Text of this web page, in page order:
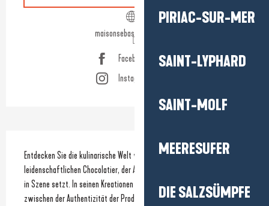
PIRIAC-SUR-MER
SAINT-LYPHARD
SAINT-MOLF
MEERESUFER
DIE SALZSÜMPFE
maisonsebastienbriault.fr
Facebook Seite
Instagram Seite
Beschreibung
Entdecken Sie die kulinarische Welt von Sébastien Briault, einem
leidenschaftlichen Chocolatier, der Aromen mit Präzision und Kreativität
in Szene setzt. In seinen Kreationen strebt er nach einem Gleichgewicht
zwischen der Authentizität der Produkte, der Intensität der Aromen und